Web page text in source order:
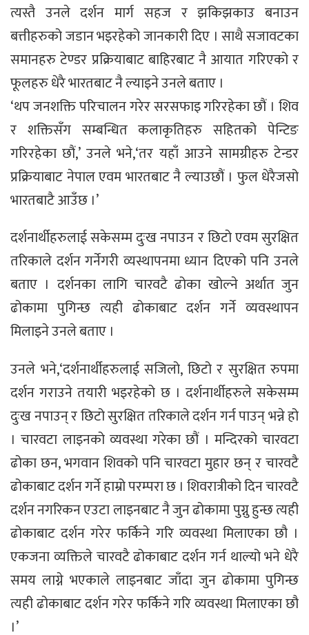
त्यस्तै उनले दर्शन मार्ग सहज र झकिझकाउ बनाउन
बत्तीहरुको जडान भइरहेको जानकारी दिए । साथै सजावटका
समानहरु टेण्डर प्रक्रियाबाट बाहिरबाट नै आयात गरिएको र
फूलहरु धेरै भारतबाट नै ल्याइने उनले बताए ।
‘थप जनशक्ति परिचालन गरेर सरसफाइ गरिरहेका छौं । शिव
र शक्तिसँग सम्बन्धित कलाकृतिहरु सहितको पेन्टिङ
गरिरहेका छौं,’ उनले भने,‘तर यहाँ आउने सामग्रीहरु टेन्डर
प्रक्रियाबाट नेपाल एवम भारतबाट नै ल्याउछौं । फुल धेरैजसो
भारतबाटै आउँछ ।’
दर्शनार्थीहरुलाई सकेसम्म दुःख नपाउन र छिटो एवम सुरक्षित
तरिकाले दर्शन गर्नेगरी व्यस्थापनमा ध्यान दिएको पनि उनले
बताए । दर्शनका लागि चारवटै ढोका खोल्ने अर्थात जुन
ढोकामा पुगिन्छ त्यही ढोकाबाट दर्शन गर्ने व्यवस्थापन
मिलाइने उनले बताए ।
उनले भने,‘दर्शनार्थीहरुलाई सजिलो, छिटो र सुरक्षित रुपमा
दर्शन गराउने तयारी भइरहेको छ । दर्शनार्थीहरुले सकेसम्म
दुःख नपाउन् र छिटो सुरक्षित तरिकाले दर्शन गर्न पाउन् भन्ने हो
। चारवटा लाइनको व्यवस्था गरेका छौं । मन्दिरको चारवटा
ढोका छन, भगवान शिवको पनि चारवटा मुहार छन् र चारवटै
ढोकाबाट दर्शन गर्ने हाम्रो परम्परा छ । शिवरात्रीको दिन चारवटै
दर्शन नगरिकन एउटा लाइनबाट नै जुन ढोकामा पुग्नु हुन्छ त्यही
ढोकाबाट दर्शन गरेर फर्किने गरि व्यवस्था मिलाएका छौ ।
एकजना व्यक्तिले चारवटै ढोकाबाट दर्शन गर्न थाल्यो भने धेरै
समय लाग्ने भएकाले लाइनबाट जाँदा जुन ढोकामा पुगिन्छ
त्यही ढोकाबाट दर्शन गरेर फर्किने गरि व्यवस्था मिलाएका छौ
।’